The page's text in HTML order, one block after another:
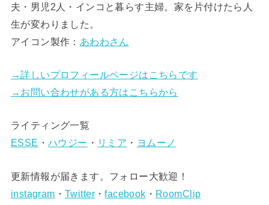
夫・男児2人・インコと暮らす主婦。家を片付けたら人
生が変わりました。
アイコン製作： あわわさん
→詳しいプロフィールページはこちらです
→お問い合わせがある方はこちらから
ライティング一覧
ESSE ・ ハウジー ・ リミア ・ ヨムーノ
更新情報が届きます。フォロー大歓迎！
instagram ・Twitter・facebook ・ RoomClip